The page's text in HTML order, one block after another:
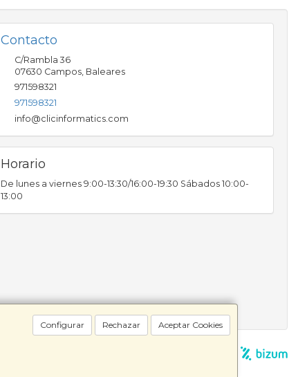
Configurar Rechazar Aceptar Cookies
Contacto
C/Rambla 36
07630 Campos, Baleares
971598321
971598321
info@clicinformatics.com
Horario
De lunes a viernes 9:00-13:30/16:00-19:30 Sábados 10:00-
13:00